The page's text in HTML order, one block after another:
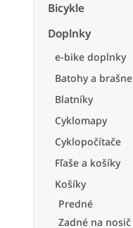
Bicykle
Doplnky
e-bike doplnky
Batohy a brašne
Blatníky
Cyklomapy
Cyklopočítače
Fľaše a košíky
Košíky
Predné
Zadné na nosič